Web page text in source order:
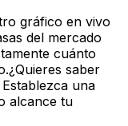
gráfico en vivo
del mercado
cuánto
saber
una
alcance tu